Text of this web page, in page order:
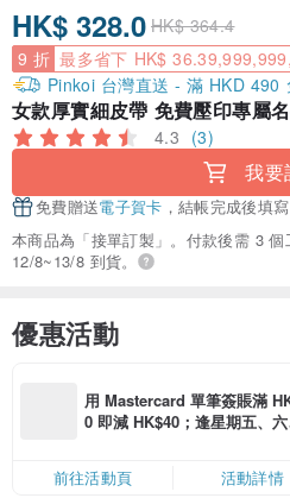
HK$ 328.0 HK$ 364.4
9 折 最多省下 HK$
Pinkoi 台灣直送 - 滿 HKD 490
女款厚實細皮帶 免費壓印專屬
4.3 (3)
我要
免費贈送電子賀卡 ，結帳完成後填寫
本商品為「接單訂製」。付款後需 3
12/8~13/8 到貨。
優惠活動
用 Mastercard 單筆簽賬滿
0 即減 HK$40；逢星期五、
卡」結帳）
前往活動頁 活動詳情